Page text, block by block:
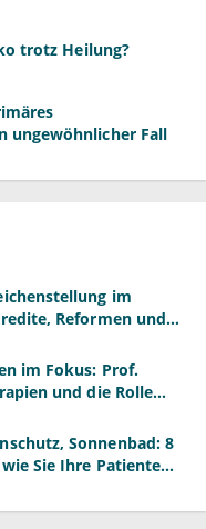
trotz Heilung?
ungewöhnlicher Fall
im
Reformen und
im Fokus: Prof.
und die Rolle
Sonnenbad: 8
Sie Ihre Patienten